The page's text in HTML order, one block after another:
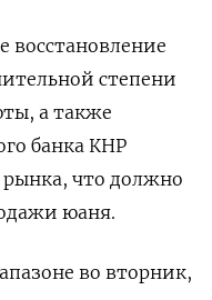
восстановление
степени
а также
банка КНР
рынка, что должно
юаня.
во вторник,